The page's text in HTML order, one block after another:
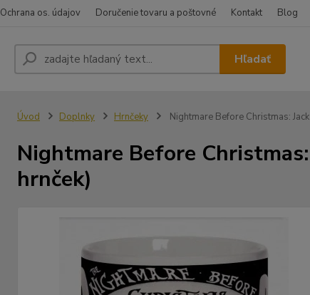
Ochrana os. údajov Doručenie tovaru a poštovné Kontakt Blog
Hľadať
Úvod Doplnky Hrnčeky Nightmare Before Christmas:
Nightmare Before
hrnček)